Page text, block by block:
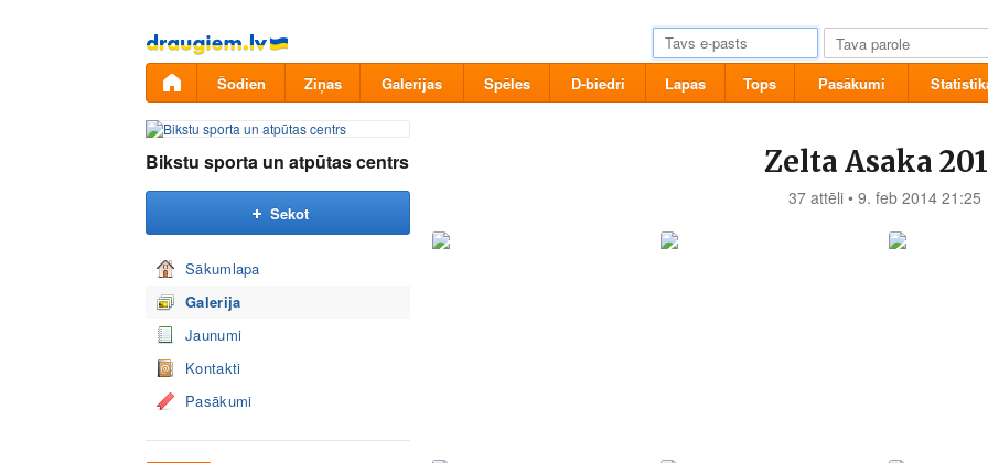
Pāriet
uz
saturu
Šodien Ziņas Galerijas Spēles D-biedri Lapas Tops Pasākumi
Bikstu sporta un atpūtas centrs
Sekot
Sākumlapa
Galerija
Jaunumi
Kontakti
Pasākumi
Zelta Asaka
37 attēli • 9. feb 2014 21:25